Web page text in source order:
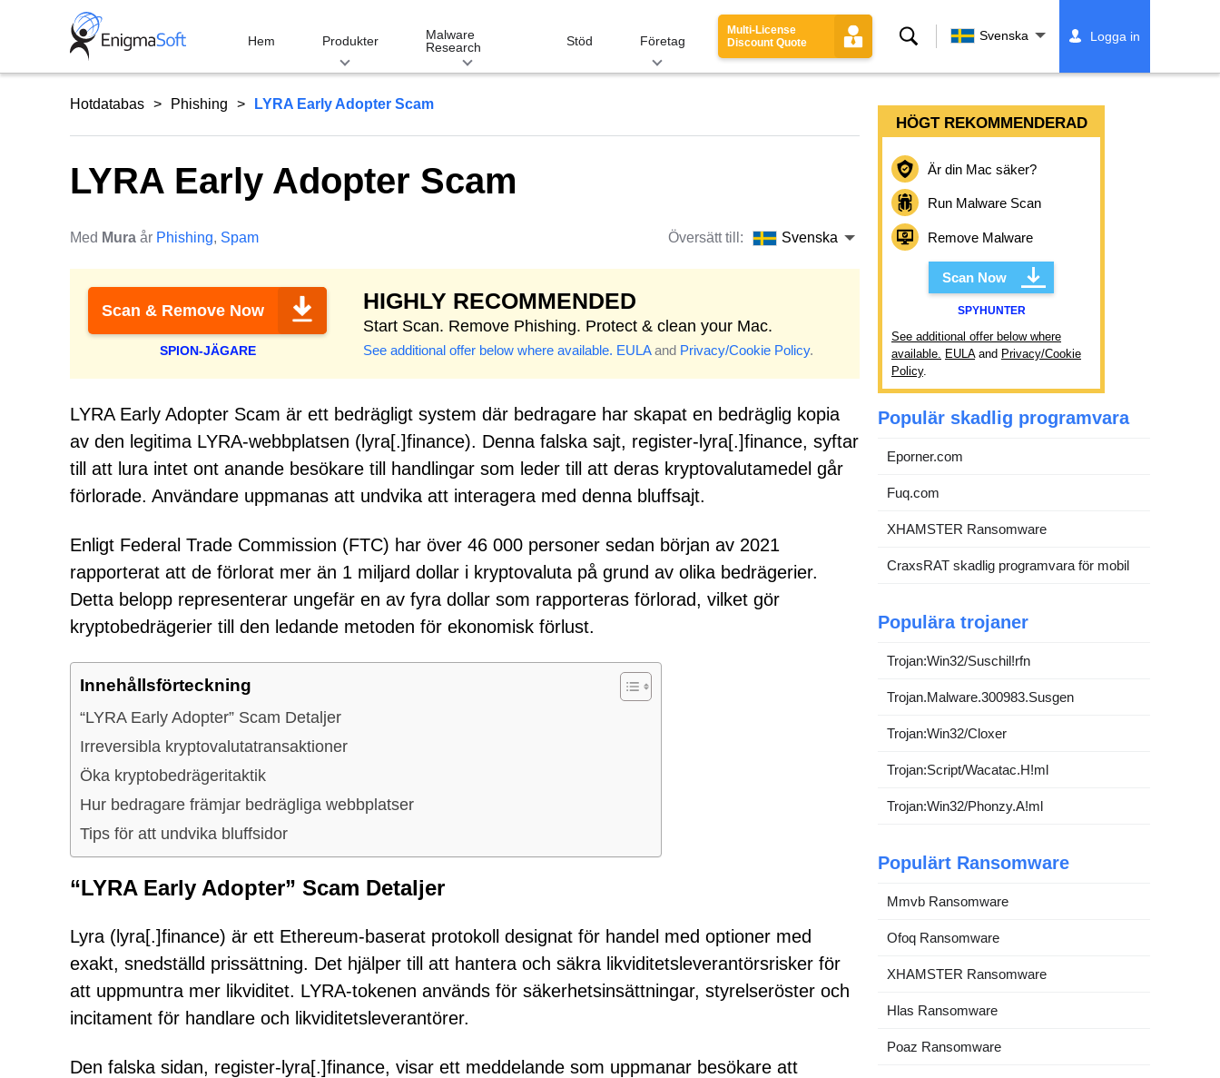
Hem Produkter
Malware
Research
Stöd Företag
Multi-License
Discount Quote
Sök Svenska Logga in
Hotdatabas Phishing LYRA Early Adopter Scam
LYRA Early Adopter Scam
Med Mura år Phishing, Spam Översätt till: Svenska
Scan & Remove Now
SPION-JÄGARE
HIGHLY RECOMMENDED
Start Scan. Remove Phishing. Protect & clean your Mac.
See additional offer below where available. EULAand Privacy/Cookie Policy.
LYRA Early Adopter Scam är ett bedrägligt system där bedragare har skapat en bedräglig kopia
av den legitima LYRA-webbplatsen (lyra[.]finance). Denna falska sajt, register-lyra[.]finance, syftar
till att lura intet ont anande besökare till handlingar som leder till att deras kryptovalutamedel går
förlorade. Användare uppmanas att undvika att interagera med denna bluffsajt.
Enligt Federal Trade Commission (FTC) har över 46 000 personer sedan början av 2021
rapporterat att de förlorat mer än 1 miljard dollar i kryptovaluta på grund av olika bedrägerier.
Detta belopp representerar ungefär en av fyra dollar som rapporteras förlorad, vilket gör
kryptobedrägerier till den ledande metoden för ekonomisk förlust.
Innehållsförteckning
“LYRA Early Adopter” Scam Detaljer
Irreversibla kryptovalutatransaktioner
Öka kryptobedrägeritaktik
Hur bedragare främjar bedrägliga webbplatser
Tips för att undvika bluffsidor
“LYRA Early Adopter” Scam Detaljer
Lyra (lyra[.]finance) är ett Ethereum-baserat protokoll designat för handel med optioner med
exakt, snedställd prissättning. Det hjälper till att hantera och säkra likviditetsleverantörsrisker för
att uppmuntra mer likviditet. LYRA-tokenen används för säkerhetsinsättningar, styrelseröster och
incitament för handlare och likviditetsleverantörer.
Den falska sidan, register-lyra[.]finance, visar ett meddelande som uppmanar besökare att
HÖGT REKOMMENDERAD
Är din Mac säker?
Run Malware Scan
Remove Malware
Scan Now
SPYHUNTER
See additional offer below where
available. EULAand Privacy/Cookie
Policy.
Populär skadlig programvara
Eporner.com
Fuq.com
XHAMSTER Ransomware
CraxsRAT skadlig programvara för mobil
Populära trojaner
Trojan:Win32/Suschil!rfn
Trojan.Malware.300983.Susgen
Trojan:Win32/Cloxer
Trojan:Script/Wacatac.H!ml
Trojan:Win32/Phonzy.A!ml
Populärt Ransomware
Mmvb Ransomware
Ofoq Ransomware
XHAMSTER Ransomware
Hlas Ransomware
Poaz Ransomware